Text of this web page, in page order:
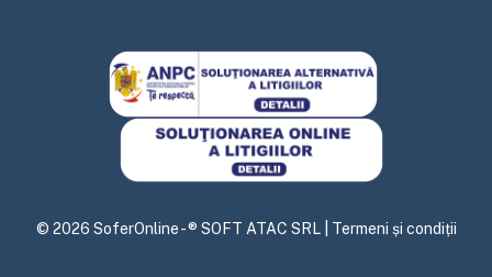
© 2026 SoferOnline - ® SOFT ATAC SRL | Termeni și condiții